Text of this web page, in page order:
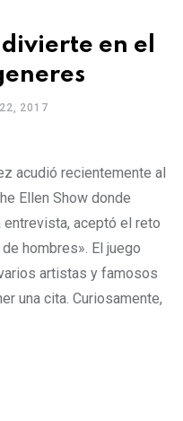
en el
22, 2017
acudió recientemente al
Ellen Show donde
aceptó el reto
hombres». El juego
artistas y famosos
una cita. Curiosamente,